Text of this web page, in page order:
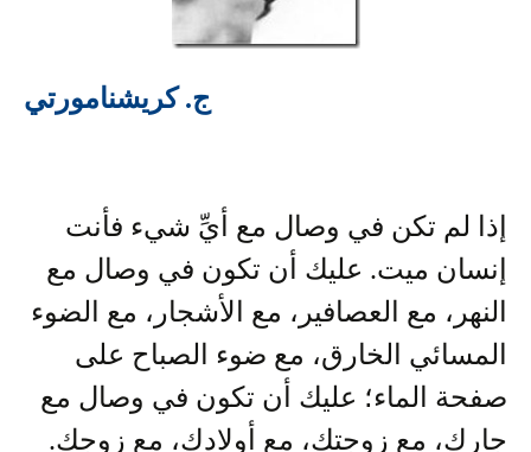
ج. كريشنامورتي
إذا لم تكن في وصال مع أيِّ شيء فأنت
إنسان ميت. عليك أن تكون في وصال مع
النهر، مع العصافير، مع الأشجار، مع الضوء
المسائي الخارق، مع ضوء الصباح على
صفحة الماء؛ عليك أن تكون في وصال مع
جارك، مع زوجتك، مع أولادك، مع زوجك.